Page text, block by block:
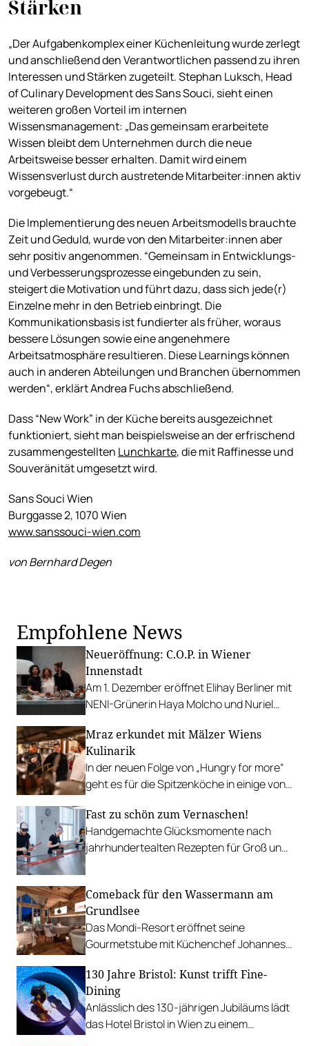
Stärken
„Der Aufgabenkomplex einer Küchenleitung wurde zerlegt
und anschließend den Verantwortlichen passend zu ihren
Interessen und Stärken zugeteilt. Stephan Luksch, Head
of Culinary Development des Sans Souci, sieht einen
weiteren großen Vorteil im internen
Wissensmanagement: „Das gemeinsam erarbeitete
Wissen bleibt dem Unternehmen durch die neue
Arbeitsweise besser erhalten. Damit wird einem
Wissensverlust durch austretende Mitarbeiter:innen aktiv
vorgebeugt.“
Die Implementierung des neuen Arbeitsmodells brauchte
Zeit und Geduld, wurde von den Mitarbeiter:innen aber
sehr positiv angenommen. “Gemeinsam in Entwicklungs-
und Verbesserungsprozesse eingebunden zu sein,
steigert die Motivation und führt dazu, dass sich jede(r)
Einzelne mehr in den Betrieb einbringt. Die
Kommunikationsbasis ist fundierter als früher, woraus
bessere Lösungen sowie eine angenehmere
Arbeitsatmosphäre resultieren. Diese Learnings können
auch in anderen Abteilungen und Branchen übernommen
werden“, erklärt Andrea Fuchs abschließend.
Dass “New Work” in der Küche bereits ausgezeichnet
funktioniert, sieht man beispielsweise an der erfrischend
zusammengestellten Lunchkarte, die mit Raffinesse und
Souveränität umgesetzt wird.
Sans Souci Wien
Burggasse 2, 1070 Wien
www.sanssouci-wien.com
von Bernhard Degen
Empfohlene News
Neueröffnung: C.O.P. in Wiener
Innenstadt
Am 1. Dezember eröffnet Elihay Berliner mit
NENI-Grünerin Haya Molcho und Nuriel
Gerichte mit Fokus auf die Produkte
serviert.
Mraz erkundet mit Mälzer Wiens
Kulinarik
In der neuen Folge von „Hungry for more“
geht es für die Spitzenköche in einige von
Fast zu schön zum Vernaschen!
Handgemachte Glücksmomente nach
jahrhundertealten Rezepten für Groß und
Comeback für den Wassermann am
Grundlsee
Das Mondi-Resort eröffnet seine
Gourmetstube mit Küchenchef Johannes
österreichische Fisch-Kulinarik.
130 Jahre Bristol: Kunst trifft Fine-
Dining
Anlässlich des 130-jährigen Jubiläums lädt
das Hotel Bristol in Wien zu einem